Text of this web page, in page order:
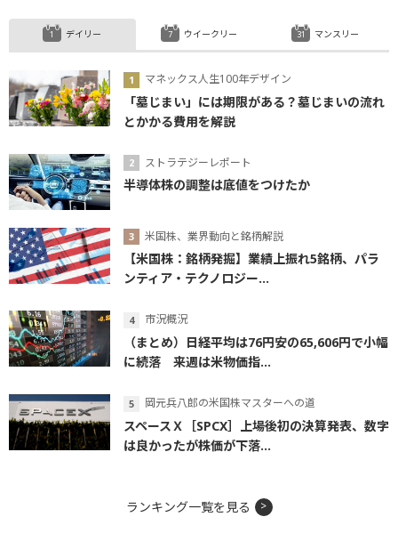
デイリー
マネックス人生100年デザイン
「墓じまい」には期限がある？墓じまいの流れ
とかかる費用を解説
ストラテジーレポート
半導体株の調整は底値をつけたか
米国株、業界動向と銘柄解説
【米国株：銘柄発掘】業績上振れ5銘柄、パラ
ンティア・テクノロジー...
市況概況
（まとめ）日経平均は76円安の65,606円で小幅
に続落 来週は米物価指...
岡元兵八郎の米国株マスターへの道
スペースＸ［SPCX］上場後初の決算発表、数字
は良かったが株価が下落...
ウイークリー マンスリー
ランキング一覧を見る